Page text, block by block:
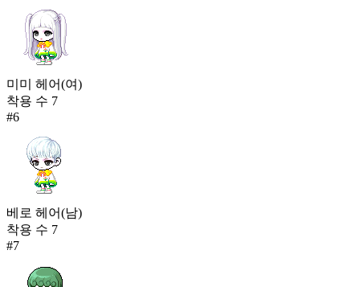
미미 헤어(여)
착용 수 7
#6
베로 헤어(남)
착용 수 7
#7